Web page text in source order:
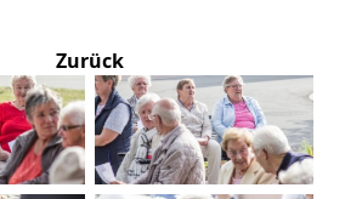
Zurück